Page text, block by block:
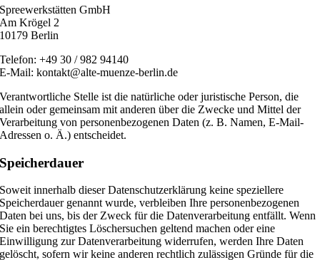
Spreewerkstätten GmbH
Am Krögel 2
10179 Berlin
Telefon: +49 30 / 982 94140
E-Mail: kontakt@alte-muenze-berlin.de
Verantwortliche Stelle ist die natürliche oder juristische Person, die
allein oder gemeinsam mit anderen über die Zwecke und Mittel der
Verarbeitung von personenbezogenen Daten (z. B. Namen, E-Mail-
Adressen o. Ä.) entscheidet.
Speicherdauer
Soweit innerhalb dieser Datenschutzerklärung keine speziellere
Speicherdauer genannt wurde, verbleiben Ihre personenbezogenen
Daten bei uns, bis der Zweck für die Datenverarbeitung entfällt. Wenn
Sie ein berechtigtes Löschersuchen geltend machen oder eine
Einwilligung zur Datenverarbeitung widerrufen, werden Ihre Daten
gelöscht, sofern wir keine anderen rechtlich zulässigen Gründe für die